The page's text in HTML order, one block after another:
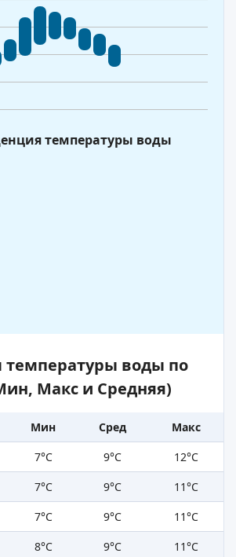
температуры воды
воды по
Макс и Средняя)
Мин Сред
Макс
7°C 9°C
12°C
7°C 9°C
11°C
7°C 9°C
11°C
8°C 9°C
11°C